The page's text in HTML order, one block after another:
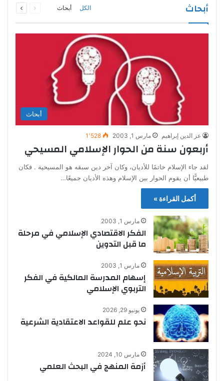
أبحاث الكل أبحاث
الصفحة
أبحاث
عز الدين إبراهيم مارس 1, 2003 1٬528
أربعون سنة من الحوار الإسلامي المسيحي
لقد جاء الإسلام خاتمًا للأديان، وكان آخر دين سبقه هو المسيحية . فكان
طبيعيًّا أن يقوم الحوار بين الإسلام وهذه الأديان جميعًا…
أكمل القراءة »
مارس 1, 2003
الفكر الاقتصادي الإسلامي في مرحلة
ما قبل التدوين
مارس 1, 2003
إسهام المدرسة المالكية في الفكر
التربوي الإسلامي
يونيو 29, 2026
نحو علم للقواعد الاعتقادية الشرعية
مارس 10, 2024
أزمة المنهج في البحث العلمي